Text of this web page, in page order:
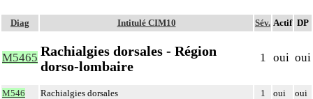
Diag Intitulé CIM10 Sév. Actif DP
M5465 Rachialgies dorsales - Région
dorso-lombaire
1 oui oui
M546 Rachialgies dorsales 1 oui oui